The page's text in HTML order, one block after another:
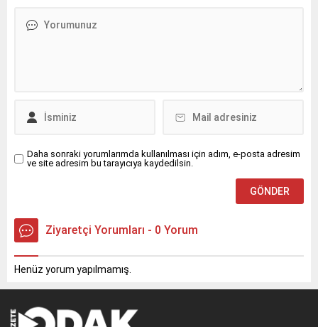
Daha sonraki yorumlarımda kullanılması için adım, e-posta adresim
ve site adresim bu tarayıcıya kaydedilsin.
Ziyaretçi Yorumları - 0 Yorum
Henüz yorum yapılmamış.